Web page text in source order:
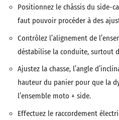
Positionnez le châssis du side-
faut pouvoir procéder à des
Contrôlez l’alignement de
déstabilise la conduite, surtout
Ajustez la chasse, l’angle
hauteur du panier pour que la
l’ensemble moto + side.
Effectuez le raccordement